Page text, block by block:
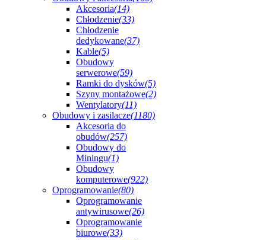
Akcesoria(14)
Chłodzenie(33)
Chłodzenie
dedykowane(37)
Kable(5)
Obudowy
serwerowe(59)
Ramki do dysków(5)
Szyny montażowe(2)
Wentylatory(11)
Obudowy i zasilacze(1180)
Akcesoria do
obudów(257)
Obudowy do
Miningu(1)
Obudowy
komputerowe(922)
Oprogramowanie(80)
Oprogramowanie
antywirusowe(26)
Oprogramowanie
biurowe(33)